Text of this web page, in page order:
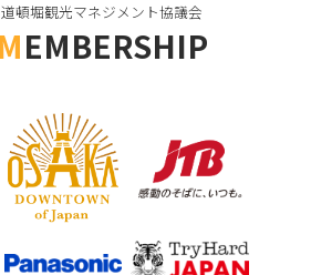
MEMBERSHIP
道頓堀観光マネジメント協議会